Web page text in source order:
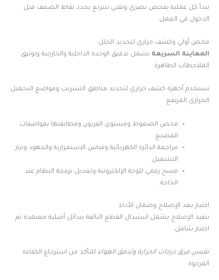
نبدأ كل عملية بفحص بصري وتقني سريع يحدد نقاط الضعف قبل
الدخول في العمل.
فحص أولي وكشف حراري لتحديد الخلل
المعاينة السريعة تشمل تدقيق الوحدة الداخلية والخارجية وتوثيق
الملاحظات الظاهرة.
نستخدم أجهزة كشف حراري لتحديد مناطق التسريب ومواضع التحميل
الحراري المرتفع.
فحص الضغوط ومستوى الفريون ومطابقتها بمواصفات
المصنع.
مراجعة الدائرة الكهربائية وقياس الاستمرارية والجهود وتيار
التشغيل.
مسح رقمي للوحة الإلكترونية وتعديل برمجة النظام عند
الحاجة.
اختبار بعد الإصلاح وضمان الأداء
ننفيذ الإصلاح يشمل استبدال القطع التالفة ببدائل أصلية معتمدة ثم
اختبار شامل.
نقيس فرق درجات الحرارة وتدفق الهواء للتأكد من استرجاع الكفاءة
المرجوة.